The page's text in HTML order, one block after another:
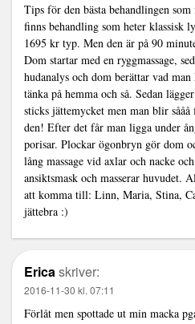
Tips för den bästa behandlingen
finns behandling som heter klassisk
1695 kr typ. Men den är på 90
Dom startar med en ryggmassage,
hudanalys och dom berättar vad
tänka på hemma och så. Sedan
sticks jättemycket men man blir
den! Efter det får man ligga under
porisar. Plockar ögonbryn gör dom
lång massage vid axlar och nacke
ansiktsmask och masserar huvudet.
att komma till: Linn, Maria, Stina,
jättebra :)
Ericaskriver:
2016-11-30 kl. 07:11
Förlåt men spottade ut min macka